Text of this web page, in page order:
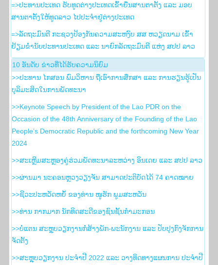
=>ປະທານປະເທດ ຮັບທູດຕ່າງປະເທດເຂົ້າຍື່ນສານຕາຕັ້ງ ແລະ ມອບ
ສານຕາຕັ້ງໃຫ້ທູດລາວ ໄປປະຈຳຢູ່ຕ່າງປະເທດ
=>ລັດຖະມົນຕີ ກະຊວງປ້ອງກັນຄວາມສະຫງົບ ສສ ຫວຽດນາມ ເຂົ້າ
ຢ້ຽມຂໍ່ານັບປະທານປະເທດ ແລະ ນາຍົກລັດຖະມົນຕີ ແຫ່ງ ສປປ ລາວ
10 ອັນ​ດັບ ຂ່າວ​ທີ່​ໄດ້​ຮັບ​ຄວາມ​ນິ​ຍົມ
>>ປະທານ ໄກສອນ ພົມວິຫານ ຖືເອົາການສຶກສາ ແລະ ການຮຽນຮູ້ເປັນ
ບຸລິມະສິດໃນການພັດທະນາ
>>Keynote Speech by President of the Lao PDR on the
Occasion of the 48th Anniversary of the Founding of the Lao
People’s Democratic Republic and the forthcoming New Year
2024
>>ສະເຫຼີມສະຫຼອງຄູ່ຮ່ວມພັດທະນາລະຫວ່າງ ອິນເດຍ ແລະ ສປປ ລາວ
>>ຜ່ານມາ ນະຄອນຫຼວງວຽງຈັນ ສາມາດປະຕິບັດໄດ້ 74 ຄາດໝາຍ
>>ຊີວະປະຫວັດຫຍໍ້ ຂອງທ່ານ ໜູຮັກ ພູມສະຫວັນ
>>ທ່ານ ກາກມາກ ນັກທິດສະດີຂອງຊົນຊັ້ນກຳມະກອນ
>>ບໍ່ແຕນ ສະຫຼຸບວຽກງານກໍ່ສ້າງພັກ-ພະນັກງານ ແລະ ປັບປຸງກົງຈັກການ
ຈັດຕັ້ງ
>>ສະຫຼຸບວຽກງານ ປະຈໍາປີ 2022 ແລະ ວາງທິດທາງແຜນການ ປະຈໍາປີ